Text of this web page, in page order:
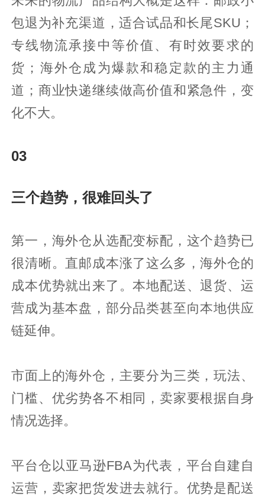
包退为补充渠道，适合试品和长尾SKU；
专线物流承接中等价值、有时效要求的
货；海外仓成为爆款和稳定款的主力通
道；商业快递继续做高价值和紧急件，变
化不大。
03
三个趋势，很难回头了
第一，海外仓从选配变标配，这个趋势已
很清晰。直邮成本涨了这么多，海外仓的
成本优势就出来了。本地配送、退货、运
营成为基本盘，部分品类甚至向本地供应
链延伸。
市面上的海外仓，主要分为三类，玩法、
门槛、优劣势各不相同，卖家要根据自身
情况选择。
平台仓以亚马逊FBA为代表，平台自建自
运营，卖家把货发进去就行。优势是配送